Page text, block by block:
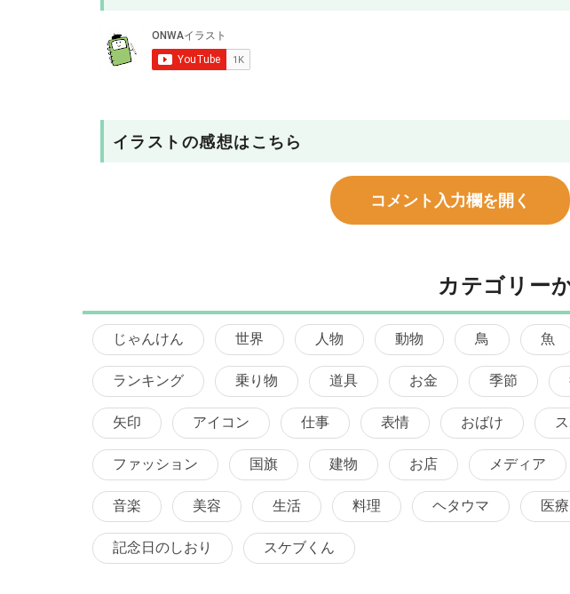
イラストの感想はこちら
コメント入力欄を開く
カテゴリー
じゃんけん 世界 人物 動物 鳥 魚
ランキング 乗り物 道具 お金 季節
矢印 アイコン 仕事 表情 おばけ
ファッション 国旗 建物 お店 メディア
音楽 美容 生活 料理 ヘタウマ 医療
記念日のしおり スケブくん